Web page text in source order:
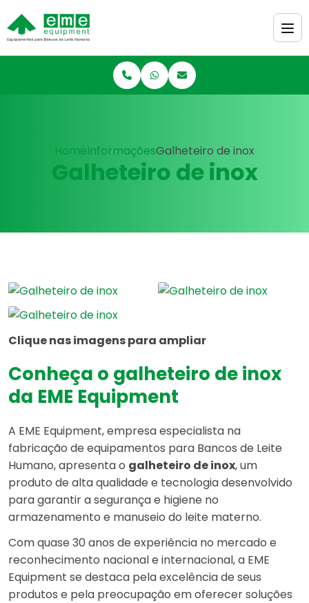
HomeInformaçõesGalheteiro de inox
Galheteiro de inox
Clique nas imagens para ampliar
Conheça o galheteiro de inox
da EME Equipment
A EME Equipment, empresa especialista na
fabricação de equipamentos para Bancos de Leite
Humano, apresenta o galheteiro de inox, um
produto de alta qualidade e tecnologia desenvolvido
para garantir a segurança e higiene no
armazenamento e manuseio do leite materno.
Com quase 30 anos de experiência no mercado e
reconhecimento nacional e internacional, a EME
Equipment se destaca pela excelência de seus
produtos e pela preocupação em oferecer soluções